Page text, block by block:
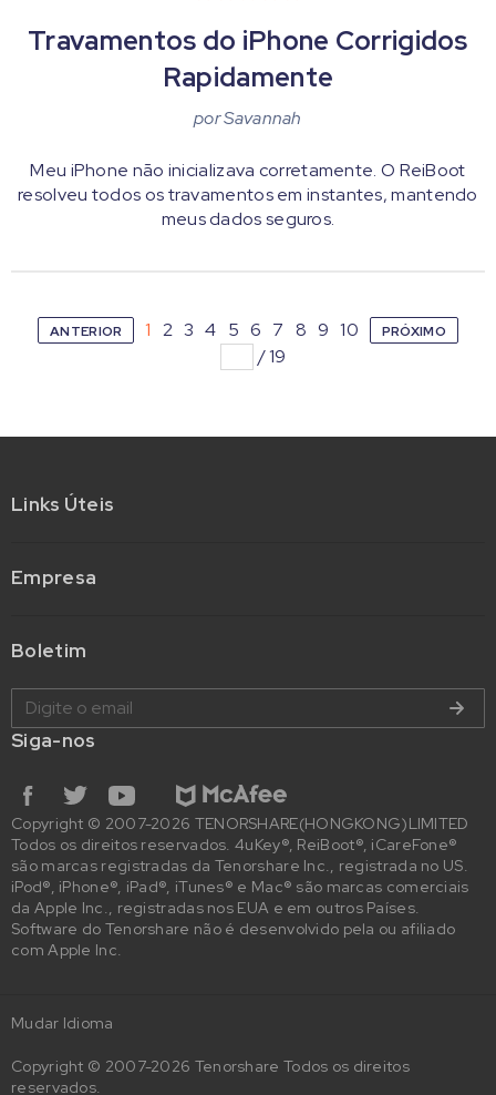
Travamentos do iPhone Corrigidos
Rapidamente
porSavannah
Meu iPhone não inicializava corretamente. O ReiBoot
resolveu todos os travamentos em instantes, mantendo
meus dados seguros.
ANTERIOR 1 2 3 4 5 6 7 8 9 10 PRÓXIMO
/19
Links Úteis
Empresa
Boletim
Siga-nos
Copyright © 2007-2026 TENORSHARE(HONGKONG)LIMITED
Todos os direitos reservados. 4uKey®, ReiBoot®, iCareFone®
são marcas registradas da Tenorshare Inc., registrada no US.
iPod®, iPhone®, iPad®, iTunes® e Mac® são marcas comerciais
da Apple Inc., registradas nos EUA e em outros Países.
Software do Tenorshare não é desenvolvido pela ou afiliado
com Apple Inc.
Mudar Idioma
Copyright © 2007-2026 Tenorshare Todos os direitos
reservados.